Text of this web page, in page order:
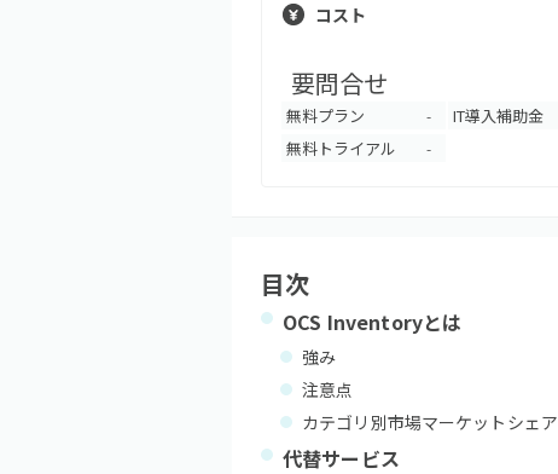
コスト
要問合せ
無料プラン - IT導入補助金
無料トライアル -
目次
OCS Inventoryとは
強み
注意点
カテゴリ別市場マーケットシェア
代替サービス